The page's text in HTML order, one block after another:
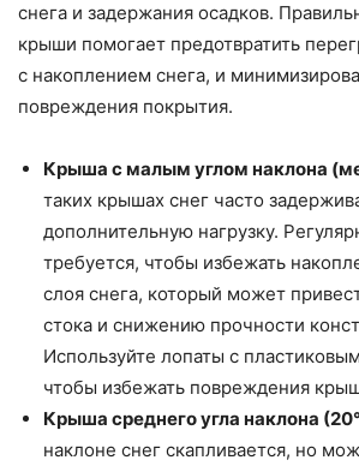
снега и задержания осадков.
крыши помогает предотвратить
с накоплением снега, и
повреждения покрытия.
Крыша с малым углом наклона
таких крышах снег часто
дополнительную нагрузку.
требуется, чтобы избежать
слоя снега, который может
стока и снижению прочности
Используйте лопаты с
чтобы избежать повреждения
Крыша среднего угла наклона
наклоне снег скапливается, но